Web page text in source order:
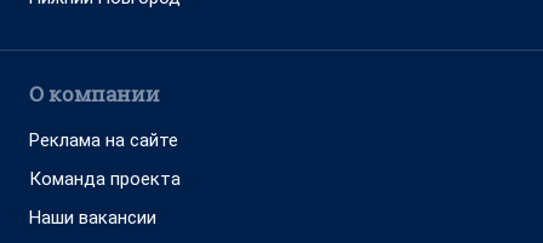
О компании
Реклама на сайте
Команда проекта
Наши вакансии